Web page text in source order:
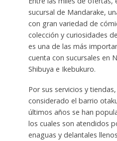
sucursal de Mandarake,
con gran variedad de
colección y curiosidades
es una de las más
cuenta con sucursales en
Shibuya e Ikebukuro.
Por sus servicios y
considerado el barrio
últimos años se han
los cuales son atendidos
enaguas y delantales